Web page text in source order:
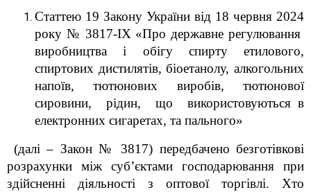
Статтею 19 Закону України від 18 червня 2024
року № 3817-ІХ «Про державне регулювання
виробництва і обігу спирту етилового,
спиртових дистилятів, біоетанолу, алкогольних
напоїв, тютюнових виробів, тютюнової
сировини, рідин, що використовуються в
електронних сигаретах, та пального»
(далі – Закон № 3817) передбачено безготівкові
розрахунки між суб’єктами господарювання при
здійсненні діяльності з оптової торгівлі. Хто